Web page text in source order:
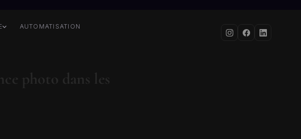
AUTOMATISATION
photo dans les